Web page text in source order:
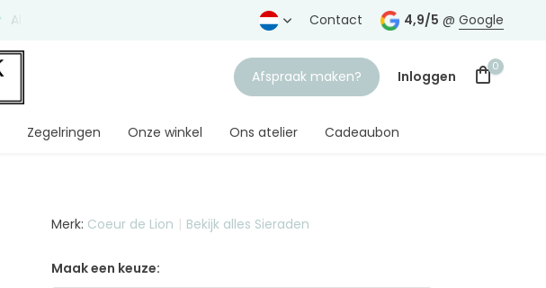
Al Gratis verzending vanaf € 75,-
Contact 4,9/5 @ Google
Afspraak maken? Inloggen
0
Zegelringen Onze winkel Ons atelier Cadeaubon
Merk: Coeur de Lion Bekijk alles Sieraden
Maak een keuze: